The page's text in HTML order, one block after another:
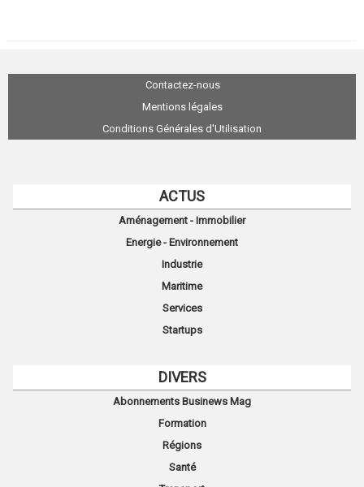
Contactez-nous
Mentions légales
Conditions Générales d'Utilisation
ACTUS
Aménagement - Immobilier
Energie - Environnement
Industrie
Maritime
Services
Startups
DIVERS
Abonnements Businews Mag
Formation
Régions
Santé